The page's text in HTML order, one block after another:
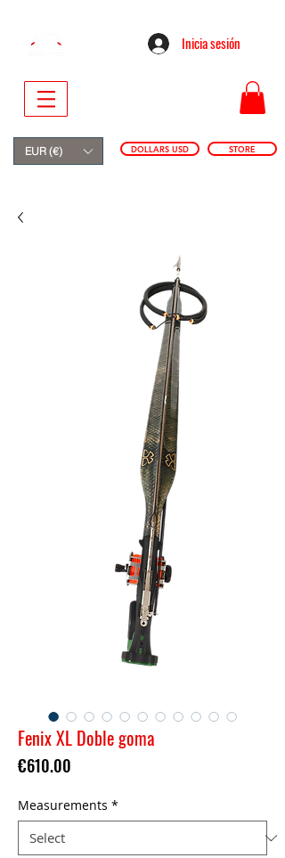
Inicia sesión
EUR (€) DOLLARS USD STORE
Fenix XL Doble goma
€610.00
Measurements *